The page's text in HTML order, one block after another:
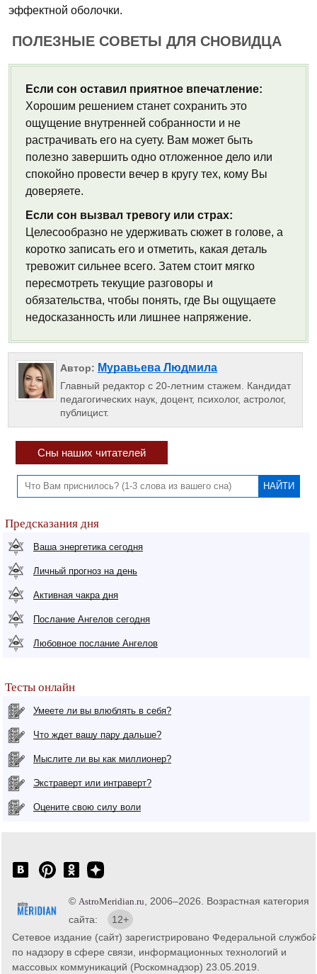
эффектной оболочки.
ПОЛЕЗНЫЕ СОВЕТЫ ДЛЯ СНОВИДЦА
Если сон оставил приятное впечатление:
Хорошим решением станет сохранить это
ощущение внутренней собранности и не
растрачивать его на суету. Вам может быть
полезно завершить одно отложенное дело или
спокойно провести вечер в кругу тех, кому Вы
доверяете.
Если сон вызвал тревогу или страх:
Целесообразно не удерживать сюжет в голове, а
коротко записать его и отметить, какая деталь
тревожит сильнее всего. Затем стоит мягко
пересмотреть текущие разговоры и
обязательства, чтобы понять, где Вы ощущаете
недосказанность или лишнее напряжение.
Автор: Муравьева Людмила
Главный редактор с 20-летним стажем. Кандидат
педагогических наук, доцент, психолог, астролог,
публицист.
Сны наших читателей
Предсказания дня
Ваша энергетика сегодня
Личный прогноз на день
Активная чакра дня
Послание Ангелов сегодня
Любовное послание Ангелов
Тесты онлайн
Умеете ли вы влюблять в себя?
Что ждет вашу пару дальше?
Мыслите ли вы как миллионер?
Экстраверт или интраверт?
Оцените свою силу воли
© AstroMeridian.ru , 2006–2026. Возрастная категория
сайта:
12+
Сетевое издание (сайт) зарегистрировано Федеральной службой
по надзору в сфере связи, информационных технологий и
массовых коммуникаций (Роскомнадзор) 23.05.2019.